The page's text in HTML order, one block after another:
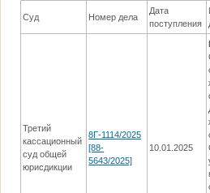
Суд Номер дела
Дата
поступления
Третий
кассационный
суд общей
юрисдикции
8Г-1114/2025
[88-
5643/2025]
10.01.2025